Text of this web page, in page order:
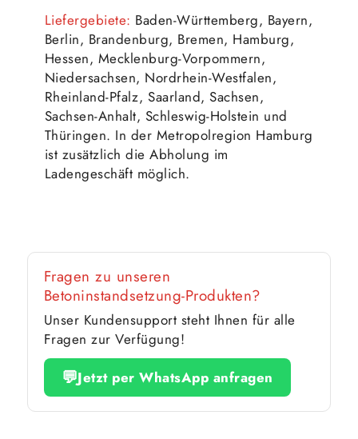
Liefergebiete: Baden-Württemberg, Bayern,
Berlin, Brandenburg, Bremen, Hamburg,
Hessen, Mecklenburg-Vorpommern,
Niedersachsen, Nordrhein-Westfalen,
Rheinland-Pfalz, Saarland, Sachsen,
Sachsen-Anhalt, Schleswig-Holstein und
Thüringen. In der Metropolregion Hamburg
ist zusätzlich die Abholung im
Ladengeschäft möglich.
Fragen zu unseren
Betoninstandsetzung-Produkten?
Unser Kundensupport steht Ihnen für alle
Fragen zur Verfügung!
💬Jetzt per WhatsApp anfragen